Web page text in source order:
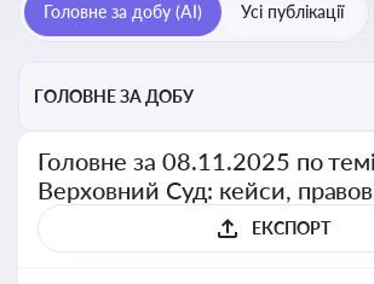
Головне за добу (AI) Усі публікації
ГОЛОВНЕ ЗА ДОБУ
Головне за 08.11.2025 по
Верховний Суд: кейси,
ЕКСПОРТ